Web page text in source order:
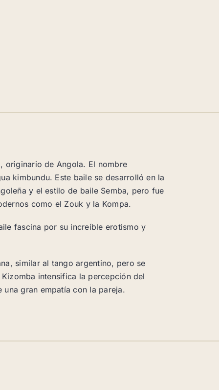
originario de Angola. El nombre
kimbundu. Este baile se desarrolló en la
y el estilo de baile Semba, pero fue
como el Zouk y la Kompa.
fascina por su increíble erotismo y
similar al tango argentino, pero se
intensifica la percepción del
gran empatía con la pareja.